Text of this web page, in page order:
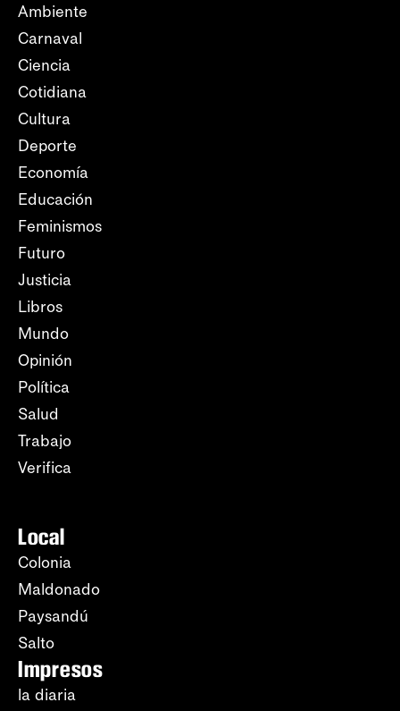
Ambiente
Carnaval
Ciencia
Cotidiana
Cultura
Deporte
Economía
Educación
Feminismos
Futuro
Justicia
Libros
Mundo
Opinión
Política
Salud
Trabajo
Verifica
Local
Colonia
Maldonado
Paysandú
Salto
Impresos
la diaria